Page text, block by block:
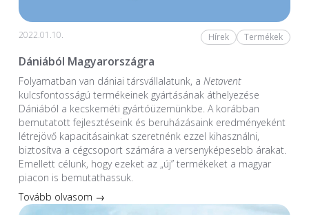
2022.01.10. Hírek Termékek
Dániából Magyarországra
Folyamatban van dániai társvállalatunk, a Netavent
kulcsfontosságú termékeinek gyártásának áthelyezése
Dániából a kecskeméti gyártóüzemünkbe. A korábban
bemutatott fejlesztéseink és beruházásaink eredményeként
létrejövő kapacitásainkat szeretnénk ezzel kihasználni,
biztosítva a cégcsoport számára a versenyképesebb árakat.
Emellett célunk, hogy ezeket az „új” termékeket a magyar
piacon is bemutathassuk.
Tovább olvasom →